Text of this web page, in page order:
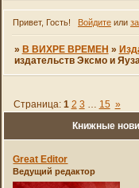
Привет, Гость! Войдитеили
» В ВИХРЕ ВРЕМЕН »
издательств Эксмо и
Книжные
Страница: 1 2 3 … 15 »
Great Editor
Ведущий редактор